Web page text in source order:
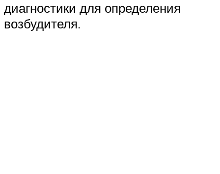
диагностики для определения
возбудителя.